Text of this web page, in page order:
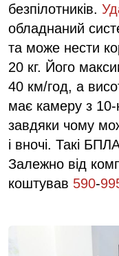
безпілотників.
обладнаний
та може нести
20 кг. Його
40 км/год, а
має камеру з 10-
завдяки чому
і вночі. Такі
Залежно від
коштував 590-